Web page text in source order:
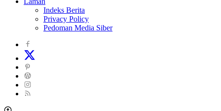
Indeks Berita
Privacy Policy
Pedoman Media Siber